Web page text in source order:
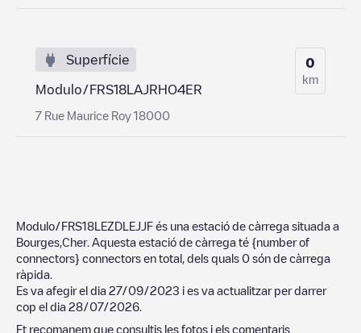
Superfície
Modulo/FRS18LAJRHO4ER
7 Rue Maurice Roy 18000
0
km
Modulo/FRS18LEZDLEJJF és una estació de càrrega situada a
Bourges Cher. Aquesta estació de càrrega té {number of
connectors} connectors en total, dels quals 0 són de càrrega
ràpida.
Es va afegir el dia 27/09/2023 i es va actualitzar per darrer
cop el dia 28/07/2026
Et recomanem que consultis les fotos i els comentaris